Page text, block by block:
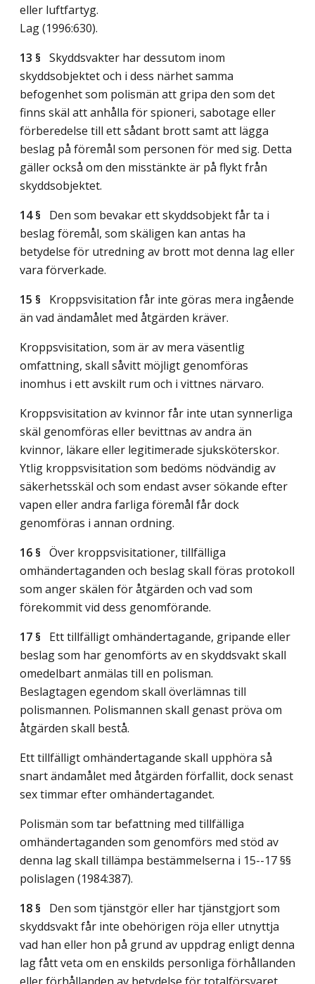
eller luftfartyg.
Lag (1996:630).
13 § Skyddsvakter har dessutom inom
skyddsobjektet och i dess närhet samma
befogenhet som polismän att gripa den som det
finns skäl att anhålla för spioneri, sabotage eller
förberedelse till ett sådant brott samt att lägga
beslag på föremål som personen för med sig. Detta
gäller också om den misstänkte är på flykt från
skyddsobjektet.
14 § Den som bevakar ett skyddsobjekt får ta i
beslag föremål, som skäligen kan antas ha
betydelse för utredning av brott mot denna lag eller
vara förverkade.
15 § Kroppsvisitation får inte göras mera ingående
än vad ändamålet med åtgärden kräver.
Kroppsvisitation, som är av mera väsentlig
omfattning, skall såvitt möjligt genomföras
inomhus i ett avskilt rum och i vittnes närvaro.
Kroppsvisitation av kvinnor får inte utan synnerliga
skäl genomföras eller bevittnas av andra än
kvinnor, läkare eller legitimerade sjuksköterskor.
Ytlig kroppsvisitation som bedöms nödvändig av
säkerhetsskäl och som endast avser sökande efter
vapen eller andra farliga föremål får dock
genomföras i annan ordning.
16 § Över kroppsvisitationer, tillfälliga
omhändertaganden och beslag skall föras protokoll
som anger skälen för åtgärden och vad som
förekommit vid dess genomförande.
17 § Ett tillfälligt omhändertagande, gripande eller
beslag som har genomförts av en skyddsvakt skall
omedelbart anmälas till en polisman.
Beslagtagen egendom skall överlämnas till
polismannen. Polismannen skall genast pröva om
åtgärden skall bestå.
Ett tillfälligt omhändertagande skall upphöra så
snart ändamålet med åtgärden förfallit, dock senast
sex timmar efter omhändertagandet.
Polismän som tar befattning med tillfälliga
omhändertaganden som genomförs med stöd av
denna lag skall tillämpa bestämmelserna i 15--17 §§
polislagen (1984:387).
18 § Den som tjänstgör eller har tjänstgjort som
skyddsvakt får inte obehörigen röja eller utnyttja
vad han eller hon på grund av uppdrag enligt denna
lag fått veta om en enskilds personliga förhållanden